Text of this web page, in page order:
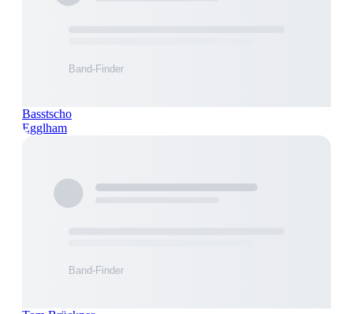
Basstscho
Egglham